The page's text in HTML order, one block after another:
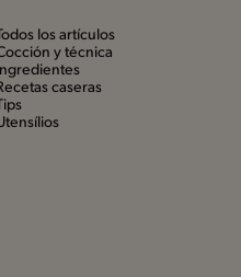
los artículos
y técnica
caseras